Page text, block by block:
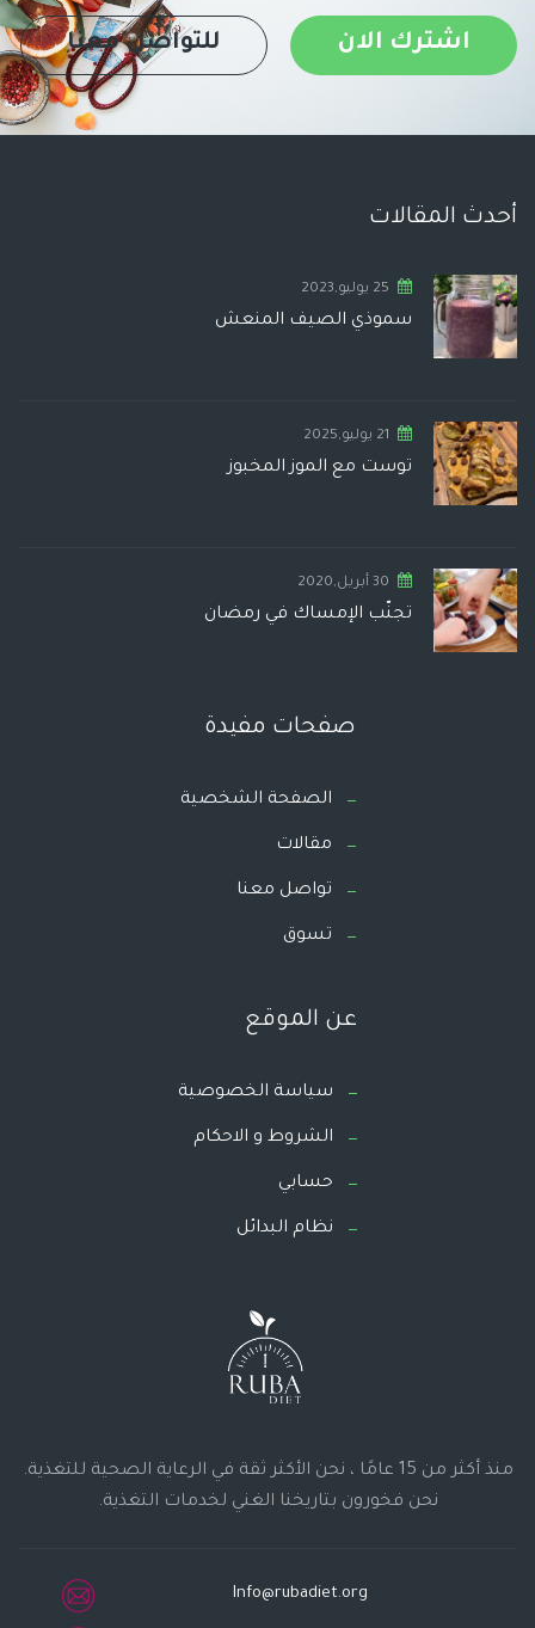
اشترك الان للتواصل معنا
أحدث المقالات
25 يوليو,2023
سموذي الصيف المنعش
21 يوليو,2025
توست مع الموز المخبوز
30 أبريل,2020
تجنّب الإمساك في رمضان
صفحات مفيدة
الصفحة الشخصية
مقالات
تواصل معنا
تسوق
عن الموقع
سياسة الخصوصية
الشروط و الاحكام
حسابي
نظام البدائل
منذ أكثر من 15 عامًا ، نحن الأكثر ثقة في الرعاية الصحية للتغذية.
نحن فخورون بتاريخنا الغني لخدمات التغذية.
Info@rubadiet.org